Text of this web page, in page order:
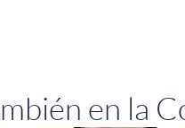
en la